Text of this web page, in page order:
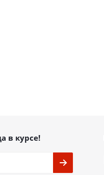
в курсе!